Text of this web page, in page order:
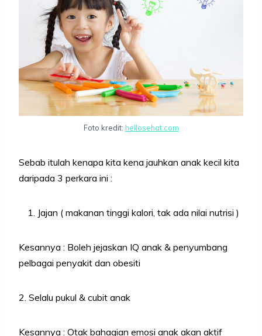
Foto kredit: hellosehat.com
Sebab itulah kenapa kita kena jauhkan anak kecil kita
daripada 3 perkara ini :
Jajan ( makanan tinggi kalori, tak ada nilai nutrisi )
Kesannya : Boleh jejaskan IQ anak & penyumbang
pelbagai penyakit dan obesiti
2. Selalu pukul & cubit anak
Kesannya : Otak bahagian emosi anak akan aktif